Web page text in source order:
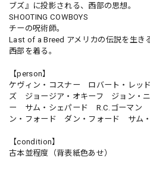
ブズ』に投影される、西部の思想。
SHOOTING COWBOYS
チーの呪術師。
Last of a Breed アメリカの伝説を生き
西部を着る。
【person】
ケヴィン・コスナー ロバート・レッ
ズ ジョージア・オキーフ ジョン・
ー サム・シェパード R.C.ゴーマン
ン・フォード ダン・フォード サム
【condition】
古本並程度（背表紙色あせ）